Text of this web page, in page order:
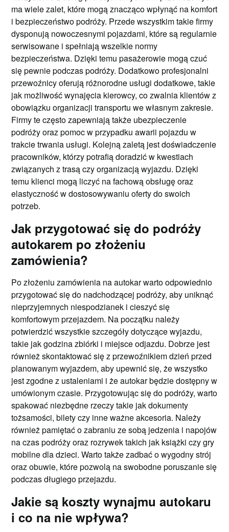
ma wiele zalet, które mogą znacząco wpłynąć na komfort
i bezpieczeństwo podróży. Przede wszystkim takie firmy
dysponują nowoczesnymi pojazdami, które są regularnie
serwisowane i spełniają wszelkie normy
bezpieczeństwa. Dzięki temu pasażerowie mogą czuć
się pewnie podczas podróży. Dodatkowo profesjonalni
przewoźnicy oferują różnorodne usługi dodatkowe, takie
jak możliwość wynajęcia kierowcy, co zwalnia klientów z
obowiązku organizacji transportu we własnym zakresie.
Firmy te często zapewniają także ubezpieczenie
podróży oraz pomoc w przypadku awarii pojazdu w
trakcie trwania usługi. Kolejną zaletą jest doświadczenie
pracowników, którzy potrafią doradzić w kwestiach
związanych z trasą czy organizacją wyjazdu. Dzięki
temu klienci mogą liczyć na fachową obsługę oraz
elastyczność w dostosowywaniu oferty do swoich
potrzeb.
Jak przygotować się do podróży
autokarem po złożeniu
zamówienia?
Po złożeniu zamówienia na autokar warto odpowiednio
przygotować się do nadchodzącej podróży, aby uniknąć
nieprzyjemnych niespodzianek i cieszyć się
komfortowym przejazdem. Na początku należy
potwierdzić wszystkie szczegóły dotyczące wyjazdu,
takie jak godzina zbiórki i miejsce odjazdu. Dobrze jest
również skontaktować się z przewoźnikiem dzień przed
planowanym wyjazdem, aby upewnić się, że wszystko
jest zgodne z ustaleniami i że autokar będzie dostępny w
umówionym czasie. Przygotowując się do podróży, warto
spakować niezbędne rzeczy takie jak dokumenty
tożsamości, bilety czy inne ważne akcesoria. Należy
również pamiętać o zabraniu ze sobą jedzenia i napojów
na czas podróży oraz rozrywek takich jak książki czy gry
mobilne dla dzieci. Warto także zadbać o wygodny strój
oraz obuwie, które pozwolą na swobodne poruszanie się
podczas długiego przejazdu.
Jakie są koszty wynajmu autokaru
i co na nie wpływa?